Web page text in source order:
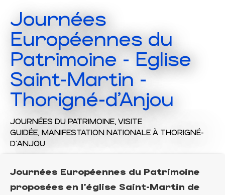
Journées
Européennes du
Patrimoine - Eglise
Saint-Martin -
Thorigné-d'Anjou
JOURNÉES DU PATRIMOINE, VISITE
GUIDÉE, MANIFESTATION NATIONALE À THORIGNÉ-
D'ANJOU
Journées Européennes du Patrimoine
proposées en l'église Saint-Martin de